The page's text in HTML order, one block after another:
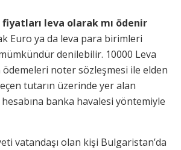
leva olarak mı ödenir
Euro ya da leva para birimleri
denilebilir. 10000 Leva
ödemeleri noter sözleşmesi ile elden
tutarın üzerinde yer alan
hesabına banka havalesi yöntemiyle
vatandaşı olan kişi Bulgaristan’da